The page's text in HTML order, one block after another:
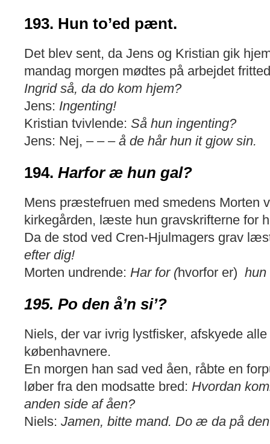
193. Hun to’ed pænt.
Det blev sent, da Jens og Kristian gik
mandag morgen mødtes på arbejdet
Ingrid så, da do kom hjem?
Jens: Ingenting!
Kristian tvivlende: Så hun ingenting?
Jens: Nej, – – – å de hår hun it gjow sin.
194. Harfor æ hun gal?
Mens præstefruen med smedens Morten
kirkegården, læste hun gravskrifterne for
Da de stod ved Cren-Hjulmagers grav
efter dig!
Morten undrende: Har for (hvorfor er) hun
195. Po den å’n si’?
Niels, der var ivrig lystfisker, afskyede
københavnere.
En morgen han sad ved åen, råbte en
løber fra den modsatte bred: Hvordan
anden side af åen?
Niels: Jamen, bitte mand. Do æ da på